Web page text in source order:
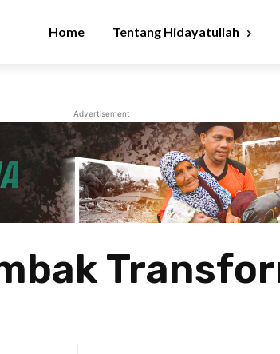
Home Tentang Hidayatullah
Advertisement